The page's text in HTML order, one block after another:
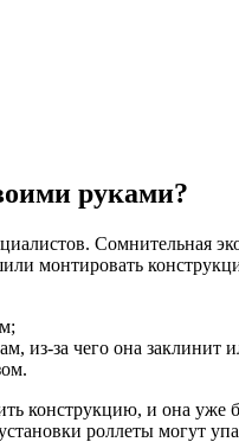
руками?
монтировать
из-за чего она заклинит
конструкцию, и она уже
роллеты могут